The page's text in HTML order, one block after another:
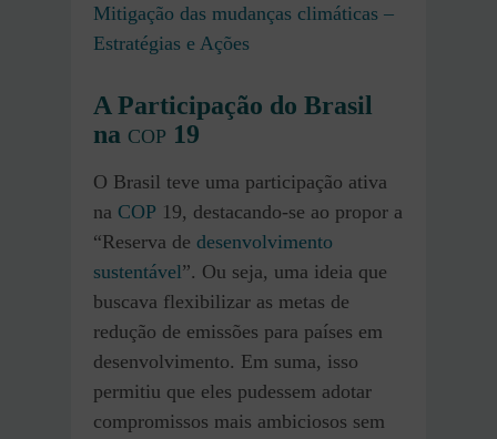
Mitigação das mudanças climáticas –
Estratégias e Ações
A Participação do Brasil
na COP 19
O Brasil teve uma participação ativa
na COP 19, destacando-se ao propor a
“Reserva de desenvolvimento
sustentável”. Ou seja, uma ideia que
buscava flexibilizar as metas de
redução de emissões para países em
desenvolvimento. Em suma, isso
permitiu que eles pudessem adotar
compromissos mais ambiciosos sem